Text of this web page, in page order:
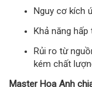
Nguy cơ kích
Khả năng
Rủi ro từ
kém chất
Master Hoa Anh